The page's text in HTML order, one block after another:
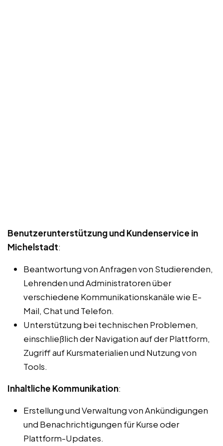
Benutzerunterstützung und Kundenservice in
Michelstadt:
Beantwortung von Anfragen von Studierenden,
Lehrenden und Administratoren über
verschiedene Kommunikationskanäle wie E-
Mail, Chat und Telefon.
Unterstützung bei technischen Problemen,
einschließlich der Navigation auf der Plattform,
Zugriff auf Kursmaterialien und Nutzung von
Tools.
Inhaltliche Kommunikation:
Erstellung und Verwaltung von Ankündigungen
und Benachrichtigungen für Kurse oder
Plattform-Updates.